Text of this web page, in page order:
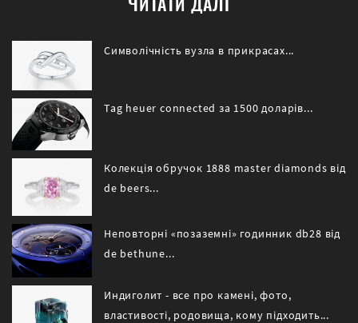
Символічність вузла в прикрасах...
Tag heuer connected за 1500 доларів...
Колекція обручок 1888 master diamonds від
de beers...
Неповторні «позаземні» годинник db28 від
de bethune...
Индиголит - все про камені, фото,
властивості, родовища, кому підходить...